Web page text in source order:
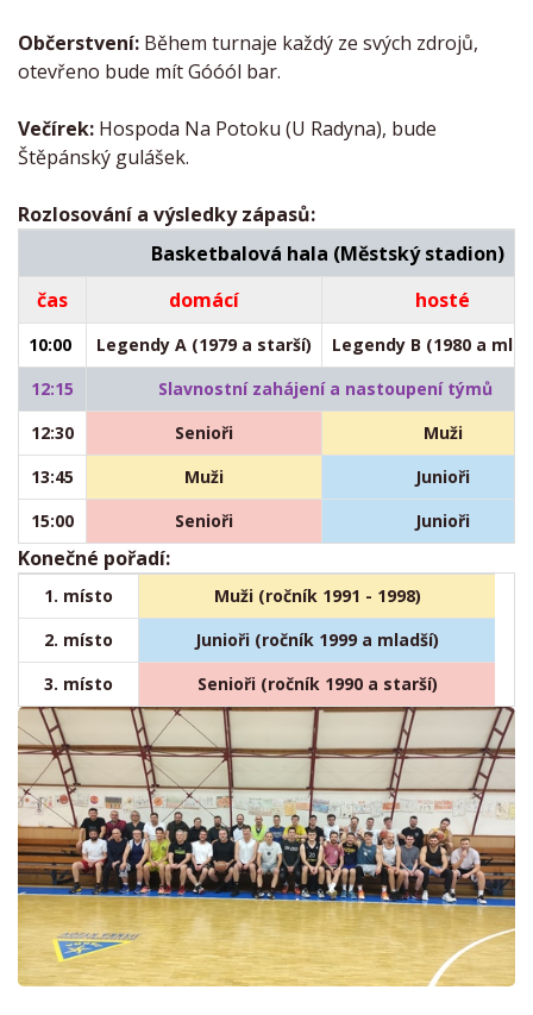
Občerstvení: Během turnaje každý ze svých zdrojů,
otevřeno bude mít Góóól bar.
Večírek: Hospoda Na Potoku (U Radyna), bude
Štěpánský gulášek.
Rozlosování a výsledky zápasů:
Basketbalová hala (Městský stadion)
čas
domácí hosté
10:00 Legendy A (1979 a starší)
Legendy B (1980 a
12:15
Slavnostní zahájení a nastoupení týmů
12:30
Senioři
Muži
13:45
Muži
Junioři
15:00
Senioři Junioři
Konečné pořadí:
1. místo Muži (ročník 1991 - 1998)
2. místo
Junioři (ročník 1999 a mladší)
3. místo
Senioři (ročník 1990 a starší)